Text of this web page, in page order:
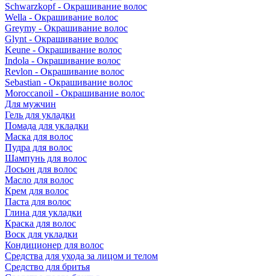
Schwarzkopf - Окрашивание волос
Wella - Окрашивание волос
Greymy - Окрашивание волос
Glynt - Окрашивание волос
Keune - Окрашивание волос
Indola - Окрашивание волос
Revlon - Окрашивание волос
Sebastian - Окрашивание волос
Moroccanoil - Окрашивание волос
Для мужчин
Гель для укладки
Помада для укладки
Маска для волос
Пудра для волос
Шампунь для волос
Лосьон для волос
Масло для волос
Крем для волос
Паста для волос
Глина для укладки
Краска для волос
Воск для укладки
Кондиционер для волос
Средства для ухода за лицом и телом
Средство для бритья